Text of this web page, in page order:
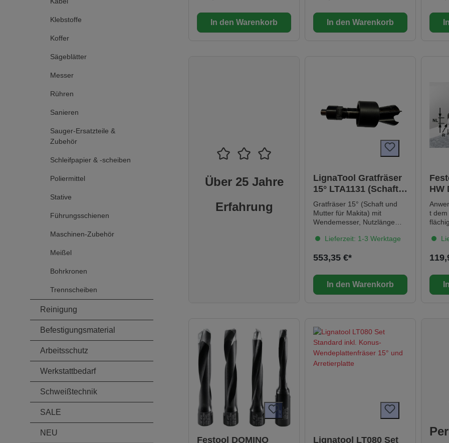
Klebstoffe
Koffer
Sägeblätter
Messer
Rühren
Sanieren
Sauger-Ersatzteile &
Zubehör
Schleifpapier & -scheiben
Poliermittel
Stative
Führungsschienen
Maschinen-Zubehör
Meißel
Bohrkronen
Trennscheiben
Reinigung
Befestigungsmaterial
Arbeitsschutz
Werkstattbedarf
Schweißtechnik
SALE
NEU
In den Warenkorb In den Warenkorb
für: Mafell Oberfräse LO65
sind
Über 25 Jahre
Erfahrung
LignaTool Gratfräser
15° LTA1131 (Schaft
und Mutter für
Makita)
Gratfräser 15° (Schaft und
Mutter für Makita) mit
Wendemesser, Nutzlänge
Konusschaft,
Makita, Laufring Ø 46,2mm
Nutzlänge 32mm (Schaft und
Mutter für Makita)
Lieferzeit: 1-3 Werktage
553,35 €*
In den Warenkorb
HW
t dem
B.
Jetzt
Festool DOMINO
Lignatool LT080 Set